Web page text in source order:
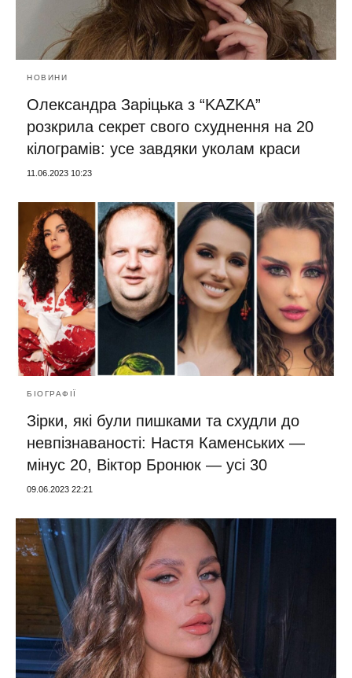
НОВИНИ
Олександра Заріцька з “KAZKA”
розкрила секрет свого схуднення на 20
кілограмів: усе завдяки уколам краси
11.06.2023 10:23
БІОГРАФІЇ
Зірки, які були пишками та схудли до
невпізнаваності: Настя Каменських —
мінус 20, Віктор Бронюк — усі 30
09.06.2023 22:21